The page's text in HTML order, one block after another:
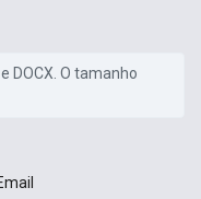
DOCX. O tamanho